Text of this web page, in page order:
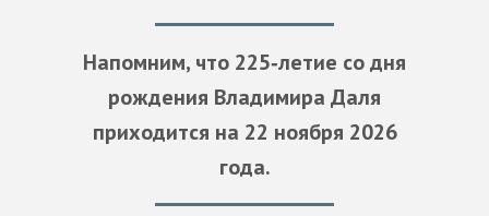
Напомним, что 225‑летие со дня
рождения Владимира Даля
приходится на 22 ноября 2026
года.